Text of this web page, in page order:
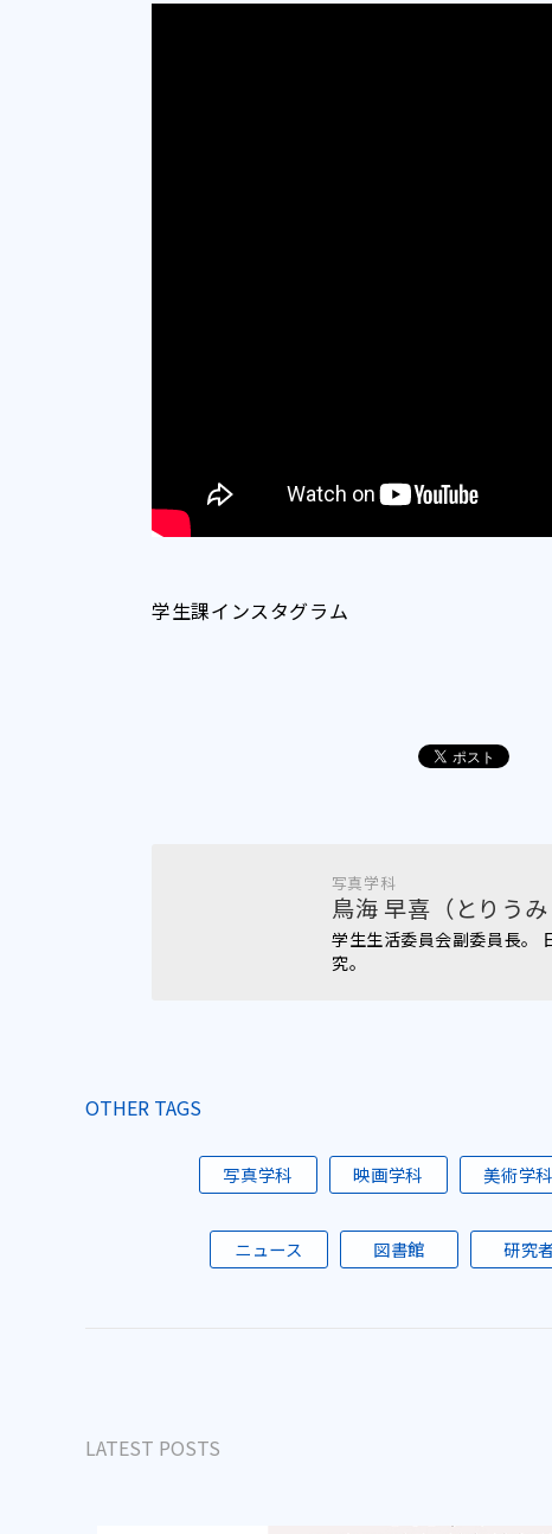
学生課インスタグラム
写真学科
鳥海 早喜（とりうみ
学生生活委員会副委員長。
究。
OTHER TAGS
写真学科 映画学科 美術学科
ニュース 図書館 研究
LATEST POSTS